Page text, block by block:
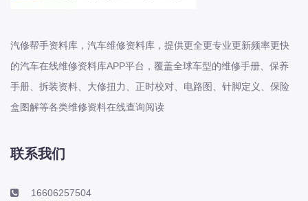
D
DS
DS
DS-进口
东风富康
东风景逸
汽修帮手资料库，汽车维修资料库，提供更全更专业更新频率更快
的汽车在线维修资料库APP平台，覆盖全球车型的维修手册、保养
手册、拆装资料、大修扭力、正时校对、电路图、针脚定义、保险
盒图解等各类维修资料在线查询阅读
联系我们
16606257504